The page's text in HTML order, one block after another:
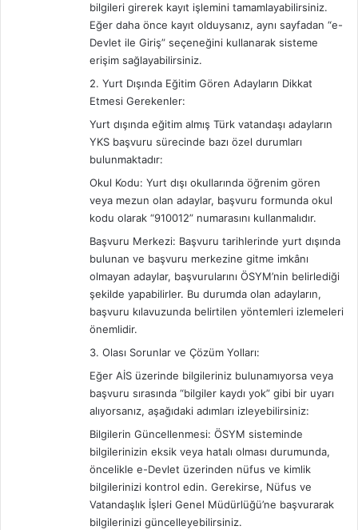
bilgileri girerek kayıt işlemini tamamlayabilirsiniz.
Eğer daha önce kayıt olduysanız, aynı sayfadan “e-
Devlet ile Giriş” seçeneğini kullanarak sisteme
erişim sağlayabilirsiniz.
2. Yurt Dışında Eğitim Gören Adayların Dikkat
Etmesi Gerekenler:
Yurt dışında eğitim almış Türk vatandaşı adayların
YKS başvuru sürecinde bazı özel durumları
bulunmaktadır:
Okul Kodu: Yurt dışı okullarında öğrenim gören
veya mezun olan adaylar, başvuru formunda okul
kodu olarak “910012” numarasını kullanmalıdır.
Başvuru Merkezi: Başvuru tarihlerinde yurt dışında
bulunan ve başvuru merkezine gitme imkânı
olmayan adaylar, başvurularını ÖSYM’nin belirlediği
şekilde yapabilirler. Bu durumda olan adayların,
başvuru kılavuzunda belirtilen yöntemleri izlemeleri
önemlidir.
3. Olası Sorunlar ve Çözüm Yolları:
Eğer AİS üzerinde bilgileriniz bulunamıyorsa veya
başvuru sırasında “bilgiler kaydı yok” gibi bir uyarı
alıyorsanız, aşağıdaki adımları izleyebilirsiniz:
Bilgilerin Güncellenmesi: ÖSYM sisteminde
bilgilerinizin eksik veya hatalı olması durumunda,
öncelikle e-Devlet üzerinden nüfus ve kimlik
bilgilerinizi kontrol edin. Gerekirse, Nüfus ve
Vatandaşlık İşleri Genel Müdürlüğü’ne başvurarak
bilgilerinizi güncelleyebilirsiniz.